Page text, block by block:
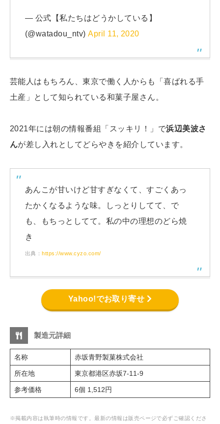
— 公式【私たちはどうかしている】
(@watadou_ntv)April 11, 2020
芸能人はもちろん、東京で働く人からも「喜ばれる手
土産」として知られている和菓子屋さん。
2021年には朝の情報番組「スッキリ！」で浜辺美波さ
んが差し入れとしてどらやきを紹介しています。
あんこが甘いけど甘すぎなくて、すごくあっ
たかくなるような味。しっとりしてて、で
も、もちっとしてて。私の中の理想のどら焼
き
出典：https://www.cyzo.com/
Yahoo!でお取り寄せ
製造元詳細
名称 赤坂青野製菓株式会社
所在地 東京都港区赤坂7-11-9
参考価格 6個 1,512円
※掲載内容は執筆時の情報です。最新の情報は販売ページで必ずご確認くださ